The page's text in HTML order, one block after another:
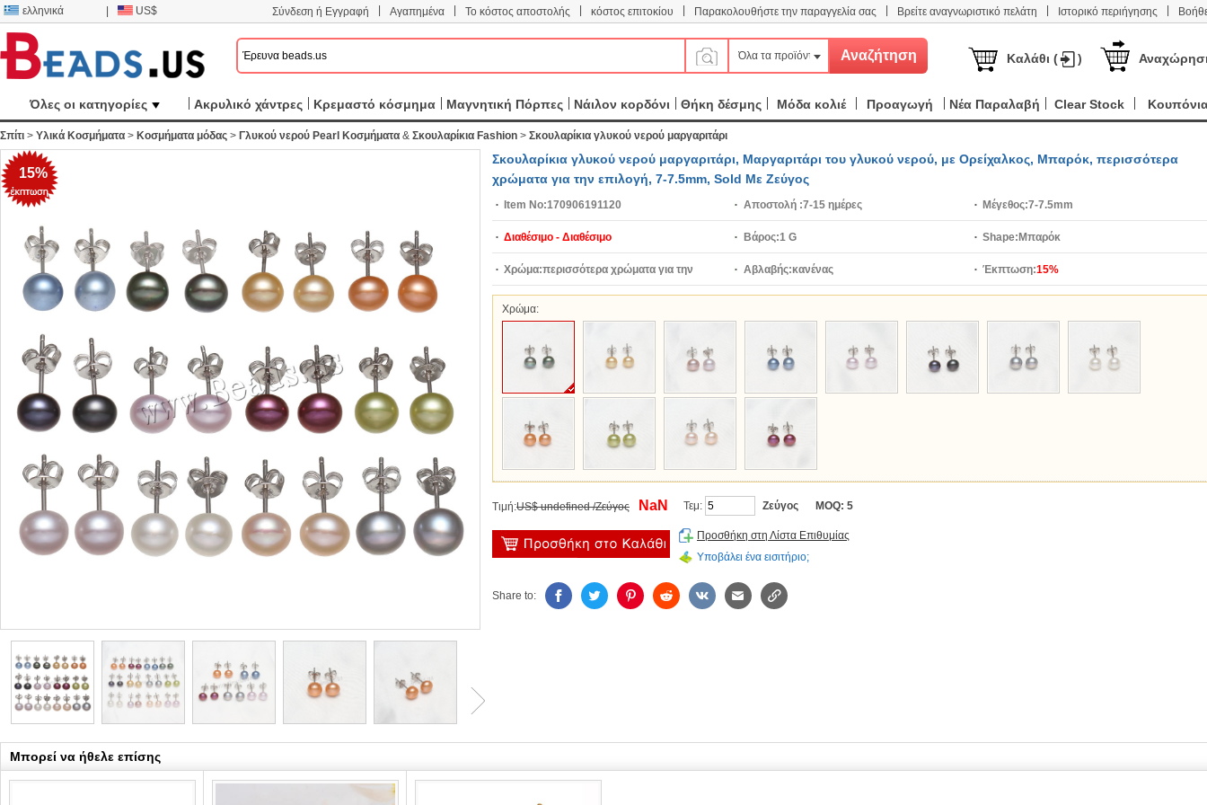
ελληνικά US$ Σύνδεση ή Εγγραφή Αγαπημένα Το κόστος αποστολής κόστος επιτοκίου Παρακολουθήστε την παραγγελία σας Βρείτε αναγνωριστικό πελάτη Ιστορικό περιήγησης
Όλα τα προϊόντα Καλάθι ( )
Όλες οι κατηγορίες Ακρυλικό χάντρες Κρεμαστό κόσμημα Μαγνητική Πόρπες Νάιλον κορδόνι Θήκη δέσμης Μόδα κολιέ Προαγωγή Νέα Παραλαβή Clear Stock
Σπίτι > Υλικά Κοσμήματα > Κοσμήματα μόδας > Γλυκού νερού Pearl Κοσμήματα & Σκουλαρίκια Fashion > Σκουλαρίκια γλυκού νερού μαργαριτάρι
15%
Σκουλαρίκια γλυκού νερού μαργαριτάρι, Μαργαριτάρι του γλυκού νερού, με Ορείχαλκος, Μπαρόκ, περισσότερα
χρώματα για την επιλογή, 7-7.5mm, Sold Με Ζεύγος
Item No:170906191120 Αποστολή :7-15 ημέρες Μέγεθος:7-7.5mm
Διαθέσιμο - Διαθέσιμο Βάρος:1 G Shape: Μπαρόκ
Χρώμα:περισσότερα χρώματα για την
επιλογή
Αβλαβής:κανένας Έκπτωση:15%
Χρώμα:
Τιμή:US$ undefined /Ζεύγος NaN Τεμ: Ζεύγος MOQ: 5
Προσθήκη στη Λίστα Επιθυμίας
Υποβάλει ένα εισιτήριο;
Share to:
Μπορεί να ήθελε επίσης